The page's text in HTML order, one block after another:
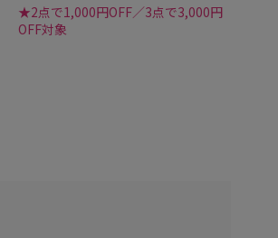
★2点で1,000円OFF／3点で3,000円
OFF対象